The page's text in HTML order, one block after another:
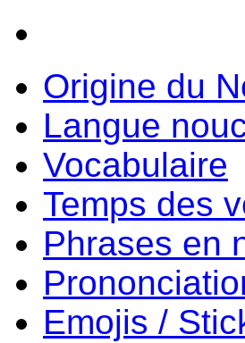
Origine du
Langue
Vocabulaire
Temps des
Phrases en
Emojis /